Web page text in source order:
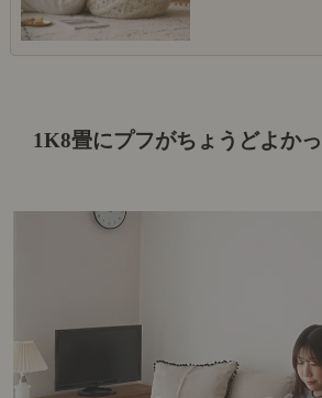
1K8畳にプフがちょうどよか